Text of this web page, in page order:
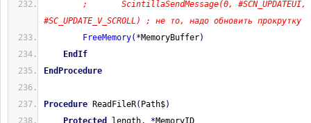
;       ScintillaSendMessage(0, #SCN_UPDATEUI,
#SC_UPDATE_V_SCROLL) ; не то, надо обновить прокрутку
FreeMemory( *MemoryBuffer)
EndIf
EndProcedure
Procedure ReadFileR( Path$)
Protected
length, *MemoryID